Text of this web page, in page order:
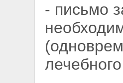
- письмо